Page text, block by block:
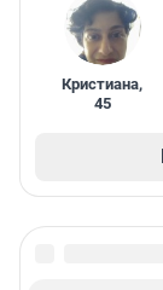
Кристиана,
45